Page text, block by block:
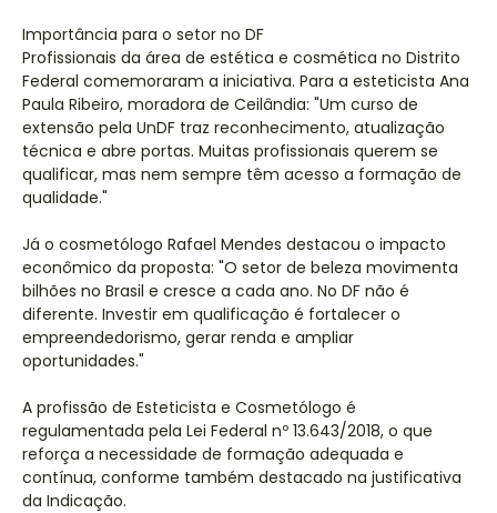
Importância para o setor no DF
Profissionais da área de estética e cosmética no Distrito
Federal comemoraram a iniciativa. Para a esteticista Ana
Paula Ribeiro, moradora de Ceilândia: "Um curso de
extensão pela UnDF traz reconhecimento, atualização
técnica e abre portas. Muitas profissionais querem se
qualificar, mas nem sempre têm acesso a formação de
qualidade."
Já o cosmetólogo Rafael Mendes destacou o impacto
econômico da proposta: "O setor de beleza movimenta
bilhões no Brasil e cresce a cada ano. No DF não é
diferente. Investir em qualificação é fortalecer o
empreendedorismo, gerar renda e ampliar
oportunidades."
A profissão de Esteticista e Cosmetólogo é
regulamentada pela Lei Federal nº 13.643/2018, o que
reforça a necessidade de formação adequada e
contínua, conforme também destacado na justificativa
da Indicação.